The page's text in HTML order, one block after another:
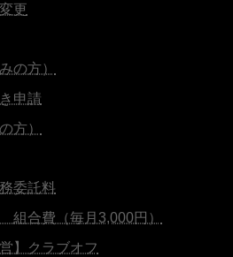
更
の方）
申請
方）
委託料
合費（毎月3,000円）
】クラブオフ